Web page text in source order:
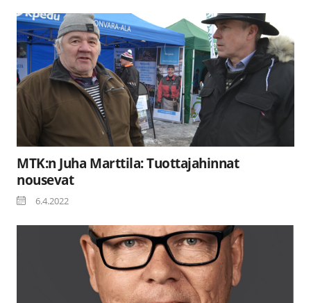
MTK:n Juha Marttila: Tuottajahinnat
nousevat
6.4.2022